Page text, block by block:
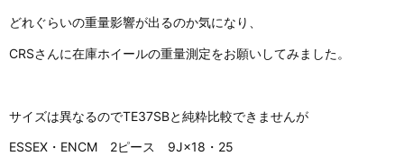
どれぐらいの重量影響が出るのか気になり、
CRSさんに在庫ホイールの重量測定をお願いしてみました。
サイズは異なるのでTE37SBと純粋比較できませんが
ESSEX・ENCM 2ピース 9J×18・25